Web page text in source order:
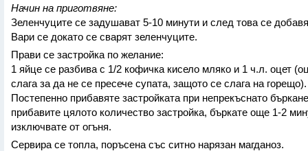
Начин на приготвяне:
Зеленчуците се задушават 5-10 минути и след това се
Вари се докато се сварят зеленчуците.
Прави се застройка по желание:
1 яйце се разбива с 1/2 кофичка кисело мляко и 1 ч.л. оцет
слага за да не се пресече супата, защото се слага на горещо).
Постепенно прибавяте застройката при непрекъснато
прибавите цялото количество застройка, бъркате още 1-2
изключвате от огъня.
Сервира се топла, поръсена със ситно нарязан магданоз.